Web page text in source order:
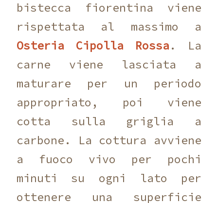
bistecca fiorentina viene
rispettata al massimo a
Osteria Cipolla Rossa . La
carne viene lasciata a
maturare per un periodo
appropriato, poi viene
cotta sulla griglia a
carbone. La cottura avviene
a fuoco vivo per pochi
minuti su ogni lato per
ottenere una superficie